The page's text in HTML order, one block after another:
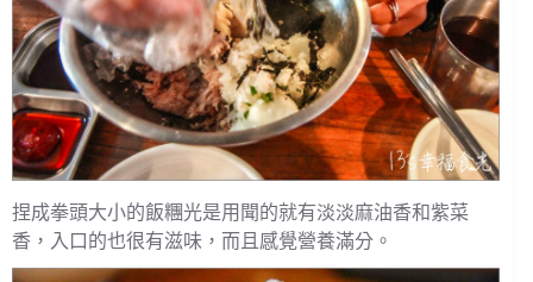
捏成拳頭大小的飯糰光是用聞的就有淡淡麻油香和紫菜
香，入口的也很有滋味，而且感覺營養滿分。